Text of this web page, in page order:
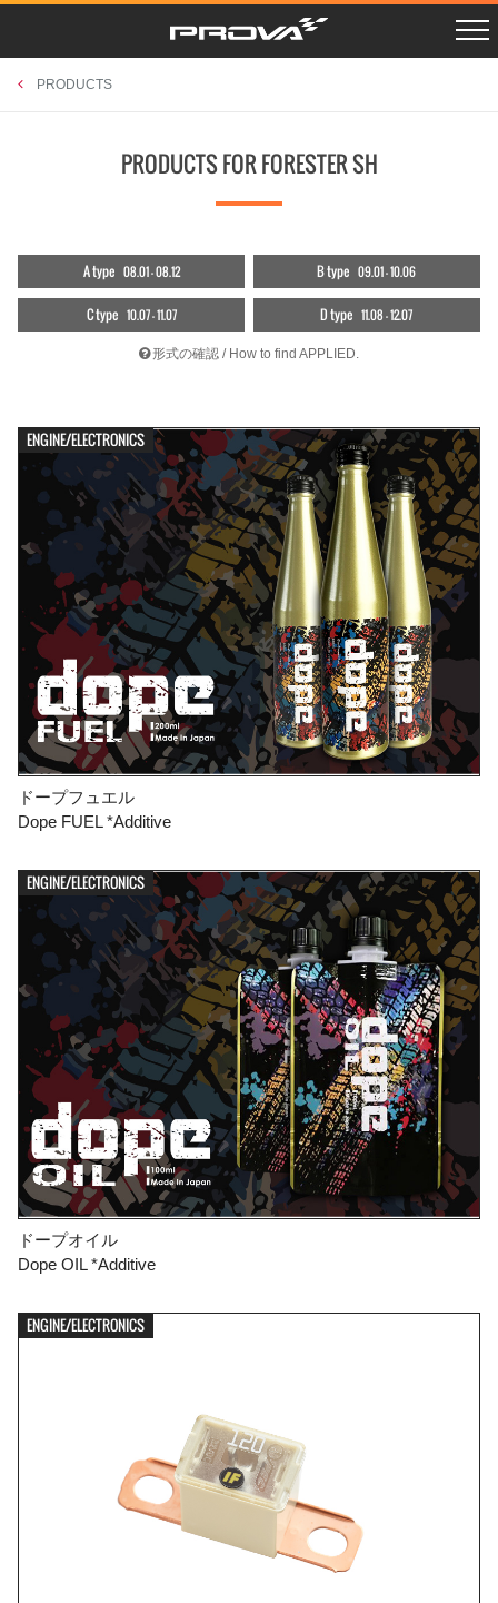
LAYBACK VN5
XV GTE
FORESTER SK9
WRX S4 VAG
IMPREZA GJ/GP
BRZ/86 ZC/ZN
EXIGA YA
FORESTER SH
LEGACY BL/BP
FORESTER SG
ACCESSORIES
UNIVERSAL RETAILERS
SCHEDULE PROSHOPS
Instagram X Twitter
PRODUCTS
PRODUCTS FOR FORESTER SH
A type 08.01 - 08.12 B type 09.01 - 10.06
C type 10.07 - 11.07 D type 11.08 - 12.07
形式の確認 / How to find APPLIED.
ENGINE/ELECTRONICS
ドープフュエル
Dope FUEL *Additive
ENGINE/ELECTRONICS
ドープオイル
Dope OIL *Additive
ENGINE/ELECTRONICS